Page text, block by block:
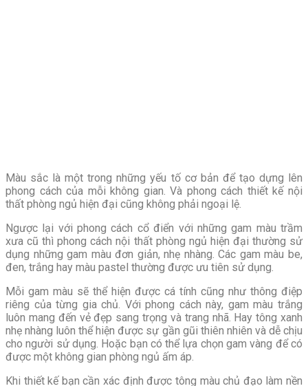
Màu sắc là một trong những yếu tố cơ bản để tạo dựng lên
phong cách của mỗi không gian. Và phong cách thiết kế nội
thất phòng ngủ hiện đại cũng không phải ngoại lệ.
Ngược lại với phong cách cổ điển với những gam màu trầm
xưa cũ thì phong cách nội thất phòng ngủ hiện đại thường sử
dụng những gam màu đơn giản, nhẹ nhàng. Các gam màu be,
đen, trắng hay màu pastel thường được ưu tiên sử dụng.
Mỗi gam màu sẽ thể hiện được cá tính cũng như thông điệp
riêng của từng gia chủ. Với phong cách này, gam màu trắng
luôn mang đến vẻ đẹp sang trọng và trang nhã. Hay tông xanh
nhẹ nhàng luôn thể hiện được sự gần gũi thiên nhiên và dễ chịu
cho người sử dụng. Hoặc bạn có thể lựa chọn gam vàng để có
được một không gian phòng ngủ ấm áp.
Khi thiết kế bạn cần xác định được tông màu chủ đạo làm nền